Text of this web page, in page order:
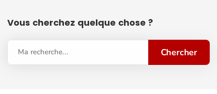
Vous cherchez quelque chose ?
Ma recherche... Chercher